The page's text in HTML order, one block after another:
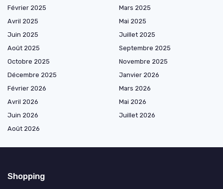
Février 2025
Mars 2025
Avril 2025
Mai 2025
Juin 2025
Juillet 2025
Août 2025
Septembre 2025
Octobre 2025
Novembre 2025
Décembre 2025
Janvier 2026
Février 2026
Mars 2026
Avril 2026
Mai 2026
Juin 2026
Juillet 2026
Août 2026
Shopping